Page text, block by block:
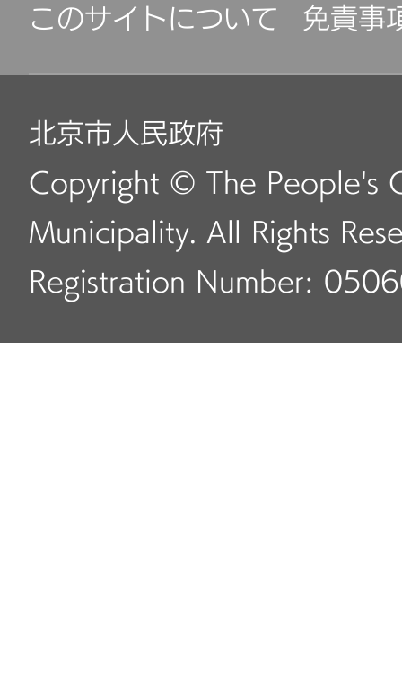
このサイトについて 免責事
北京市人民政府
Copyright © The People's
Municipality. All Rights
Registration Number: